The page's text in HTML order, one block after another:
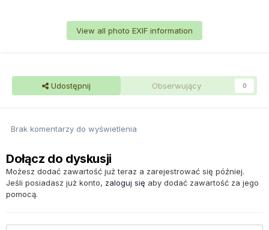
View all photo EXIF information
Udostępnij Obserwujący 0
Brak komentarzy do wyświetlenia
Dołącz do dyskusji
Możesz dodać zawartość już teraz a zarejestrować się później.
Jeśli posiadasz już konto, zaloguj się aby dodać zawartość za jego
pomocą.